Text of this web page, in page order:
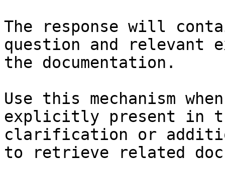
The response will
question and relevant
the documentation.
Use this mechanism
explicitly present in
clarification or